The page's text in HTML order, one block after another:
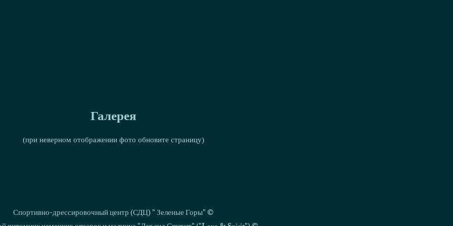
Галерея
(при неверном отображении фото обновите страницу)
Спортивно-дрессировочный центр (СДЦ) " Зеленые Горы" ©